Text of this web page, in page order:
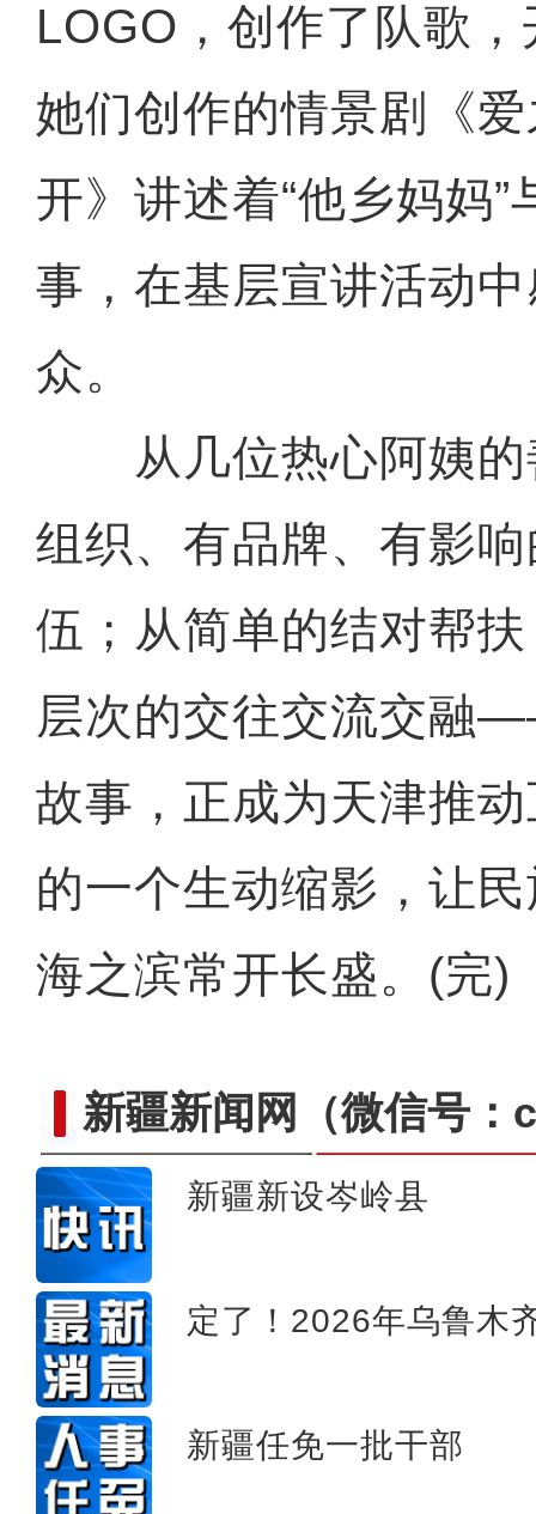
LOGO，创作了队歌
她们创作的情景剧《
开》讲述着“他乡妈妈
事，在基层宣讲活动
众。
从几位热心阿姨的
组织、有品牌、有影
伍；从简单的结对帮
层次的交往交流交融
故事，正成为天津推
的一个生动缩影，让
海之滨常开长盛。(完)
新疆新闻网 （微信号
新疆新设岑岭县
定了！2026年乌鲁木
新疆任免一批干部